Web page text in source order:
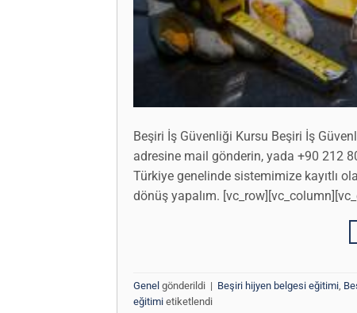
Beşiri İş Güvenliği Kursu Beşiri İş
adresine mail gönderin, yada +90 212
Türkiye genelinde sistemimize kayıtlı
dönüş yapalım.
Genel gönderildi | Beşiri hijyen belgesi eğitimi,
eğitimi etiketlendi